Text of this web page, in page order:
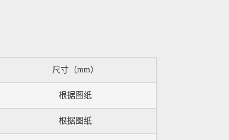
尺寸（mm）
根据图纸
根据图纸